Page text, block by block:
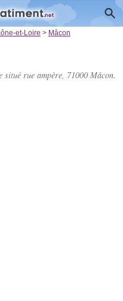
et-Loire > Mâcon
situé rue ampère, 71000 Mâcon.